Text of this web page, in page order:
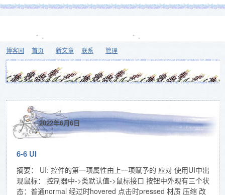
博客园 首页 新文章 联系 管理
2022年6月6日
6-6 UI
摘要： UI: 控件的第一项属性由上一项赋予的 应对 使用UI中出
现鼠标： 控制器中->类默认值->鼠标接口 按钮中外观有三个状
态：普通normal 经过时hovered 点击时pressed 材质 压缩 改